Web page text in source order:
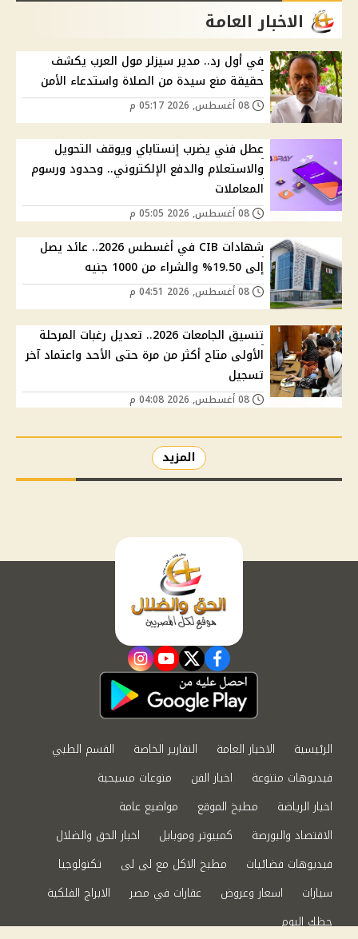
الاخبار العامة
في أول رد.. مدير سيزلر مول العرب يكشف
حقيقة منع سيدة من الصلاة واستدعاء الأمن
عطل فني يضرب إنستاباي ويوقف التحويل
والاستعلام والدفع الإلكتروني.. وحدود ورسوم
المعاملات
شهادات CIB في أغسطس 2026.. عائد يصل
إلى 19.50% والشراء من 1000 جنيه
تنسيق الجامعات 2026.. تعديل رغبات المرحلة
الأولى متاح أكثر من مرة حتى الأحد واعتماد آخر
تسجيل
المزيد
facebook
twitter
youtube
instagram
الرئيسية الاخبار العامة التقارير الخاصة
القسم الطبي
فيديوهات متنوعة
اخبار الفن
منوعات مسيحية
اخبار الرياضة
مطبخ الموقع
مواضيع عامة
الاقتصاد والبورصة
كمبيوتر وموبايل
اخبار الحق والضلال
فيديوهات فضائيات
مطبخ الاكل مع لى لى
تكنولوجيا
سيارات
اسعار وعروض عقارات في مصر
الابراج الفلكية
حظك اليوم